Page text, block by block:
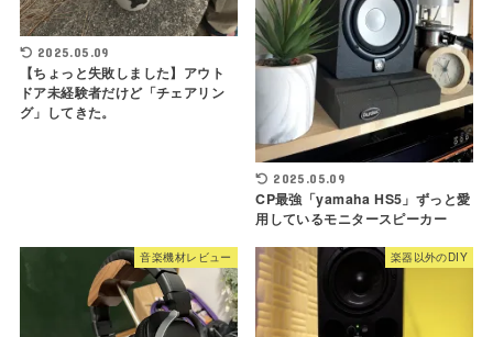
2025.05.09
【ちょっと失敗しました】アウト
ドア未経験者だけど「チェアリン
グ」してきた。
2025.05.09
CP最強「yamaha HS5」ずっと愛
用しているモニタースピーカー
音楽機材レビュー 楽器以外のDIY